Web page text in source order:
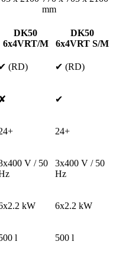
mm
DK50
6x4VRT/M
DK50
6x4VRT S/M
✔ (RD) ✔ (RD)
✘ ✔
24+
V / 50
3x400 V / 50
Hz
kW 6x2.2 kW
l 500 l